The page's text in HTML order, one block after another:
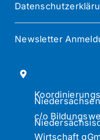
Newsletter
Niedersachsen
c/o
Wirtschaft